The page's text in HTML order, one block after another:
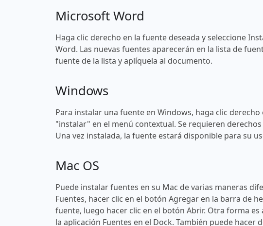
Microsoft Word
Haga clic derecho en la fuente deseada y seleccione
Word. Las nuevas fuentes aparecerán en la lista de
fuente de la lista y aplíquela al documento.
Windows
Para instalar una fuente en Windows, haga clic
"instalar" en el menú contextual. Se requieren
Una vez instalada, la fuente estará disponible para su
Mac OS
Puede instalar fuentes en su Mac de varias maneras
Fuentes, hacer clic en el botón Agregar en la barra de
fuente, luego hacer clic en el botón Abrir. Otra forma
la aplicación Fuentes en el Dock. También puede hacer